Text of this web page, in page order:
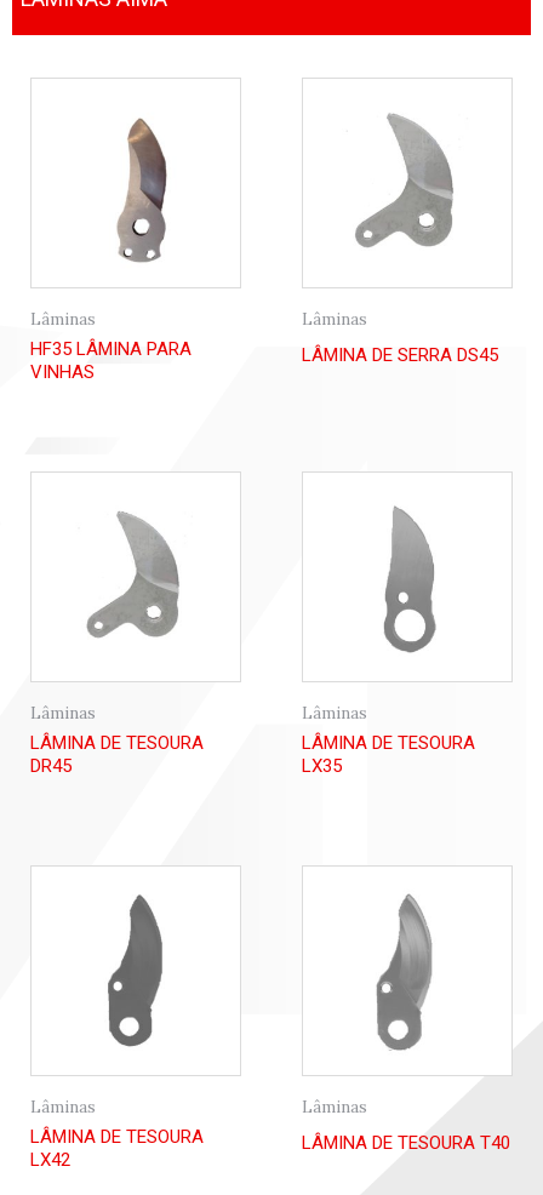
Lâminas
HF35 LÂMINA PARA
VINHAS
Lâminas
LÂMINA DE SERRA DS45
Lâminas
LÂMINA DE TESOURA
DR45
Lâminas
LÂMINA DE TESOURA
LX35
Lâminas
LÂMINA DE TESOURA
LX42
Lâminas
LÂMINA DE TESOURA T40